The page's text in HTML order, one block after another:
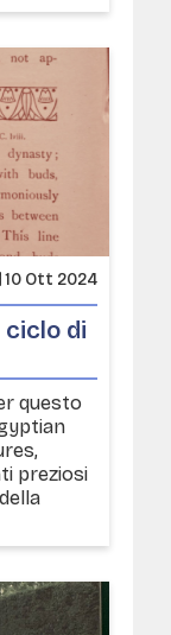
10 Ott 2024
di
questo
preziosi